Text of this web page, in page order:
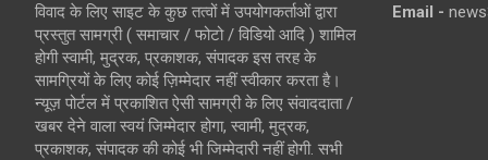
विवाद के लिए साइट के कुछ तत्वों में उपयोगकर्ताओं द्वारा
प्रस्तुत सामग्री ( समाचार / फोटो / विडियो आदि ) शामिल
होगी स्वामी, मुद्रक, प्रकाशक, संपादक इस तरह के
सामग्रियों के लिए कोई ज़िम्मेदार नहीं स्वीकार करता है।
न्यूज़ पोर्टल में प्रकाशित ऐसी सामग्री के लिए संवाददाता /
खबर देने वाला स्वयं जिम्मेदार होगा, स्वामी, मुद्रक,
प्रकाशक, संपादक की कोई भी जिम्मेदारी नहीं होगी. सभी
Email -